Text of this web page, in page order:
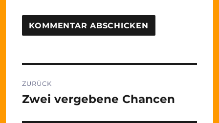
ZURÜCK
Vorheriger
Zwei vergebene Chancen